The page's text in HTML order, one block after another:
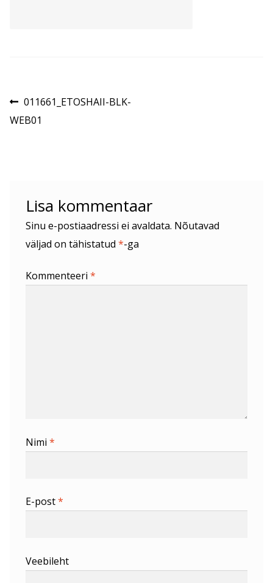
Navigeerimine
Eelmine
postitus:
011661_ETOSHAII-BLK-
WEB01
Lisa kommentaar
Sinu e-postiaadressi ei avaldata. Nõutavad
väljad on tähistatud *-ga
Kommenteeri *
Nimi *
E-post*
Veebileht